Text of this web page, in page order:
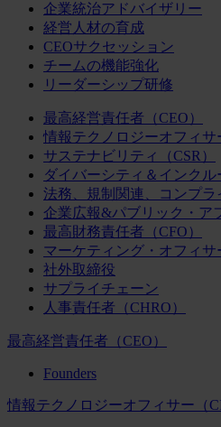
企業統治アドバイザリー
経営人材の育成
CEOサクセッション
チームの機能強化
リーダーシップ研修
最高経営責任者（CEO）
情報テクノロジーオフィサ
サステナビリティ（CSR）
ダイバーシティ＆インクル
法務、規制関連、コンプラ
企業広報&パブリック・ア
最高財務責任者（CFO）
マーケティング・オフィサ
社外取締役
サプライチェーン
人事責任者（CHRO）
最高経営責任者（CEO）
Founders
情報テクノロジーオフィサー（